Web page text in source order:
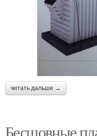
читать дальше →